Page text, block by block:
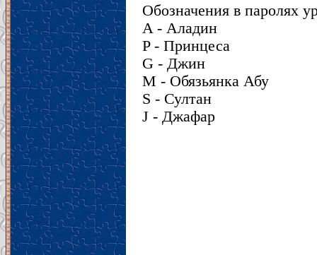
Обозначения в паролях
A - Аладин
P - Принцеса
G - Джин
M - Обязьянка Абу
S - Султан
J - Джафар